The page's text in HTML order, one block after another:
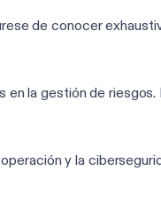
de conocer
la gestión de riesgos.
y la